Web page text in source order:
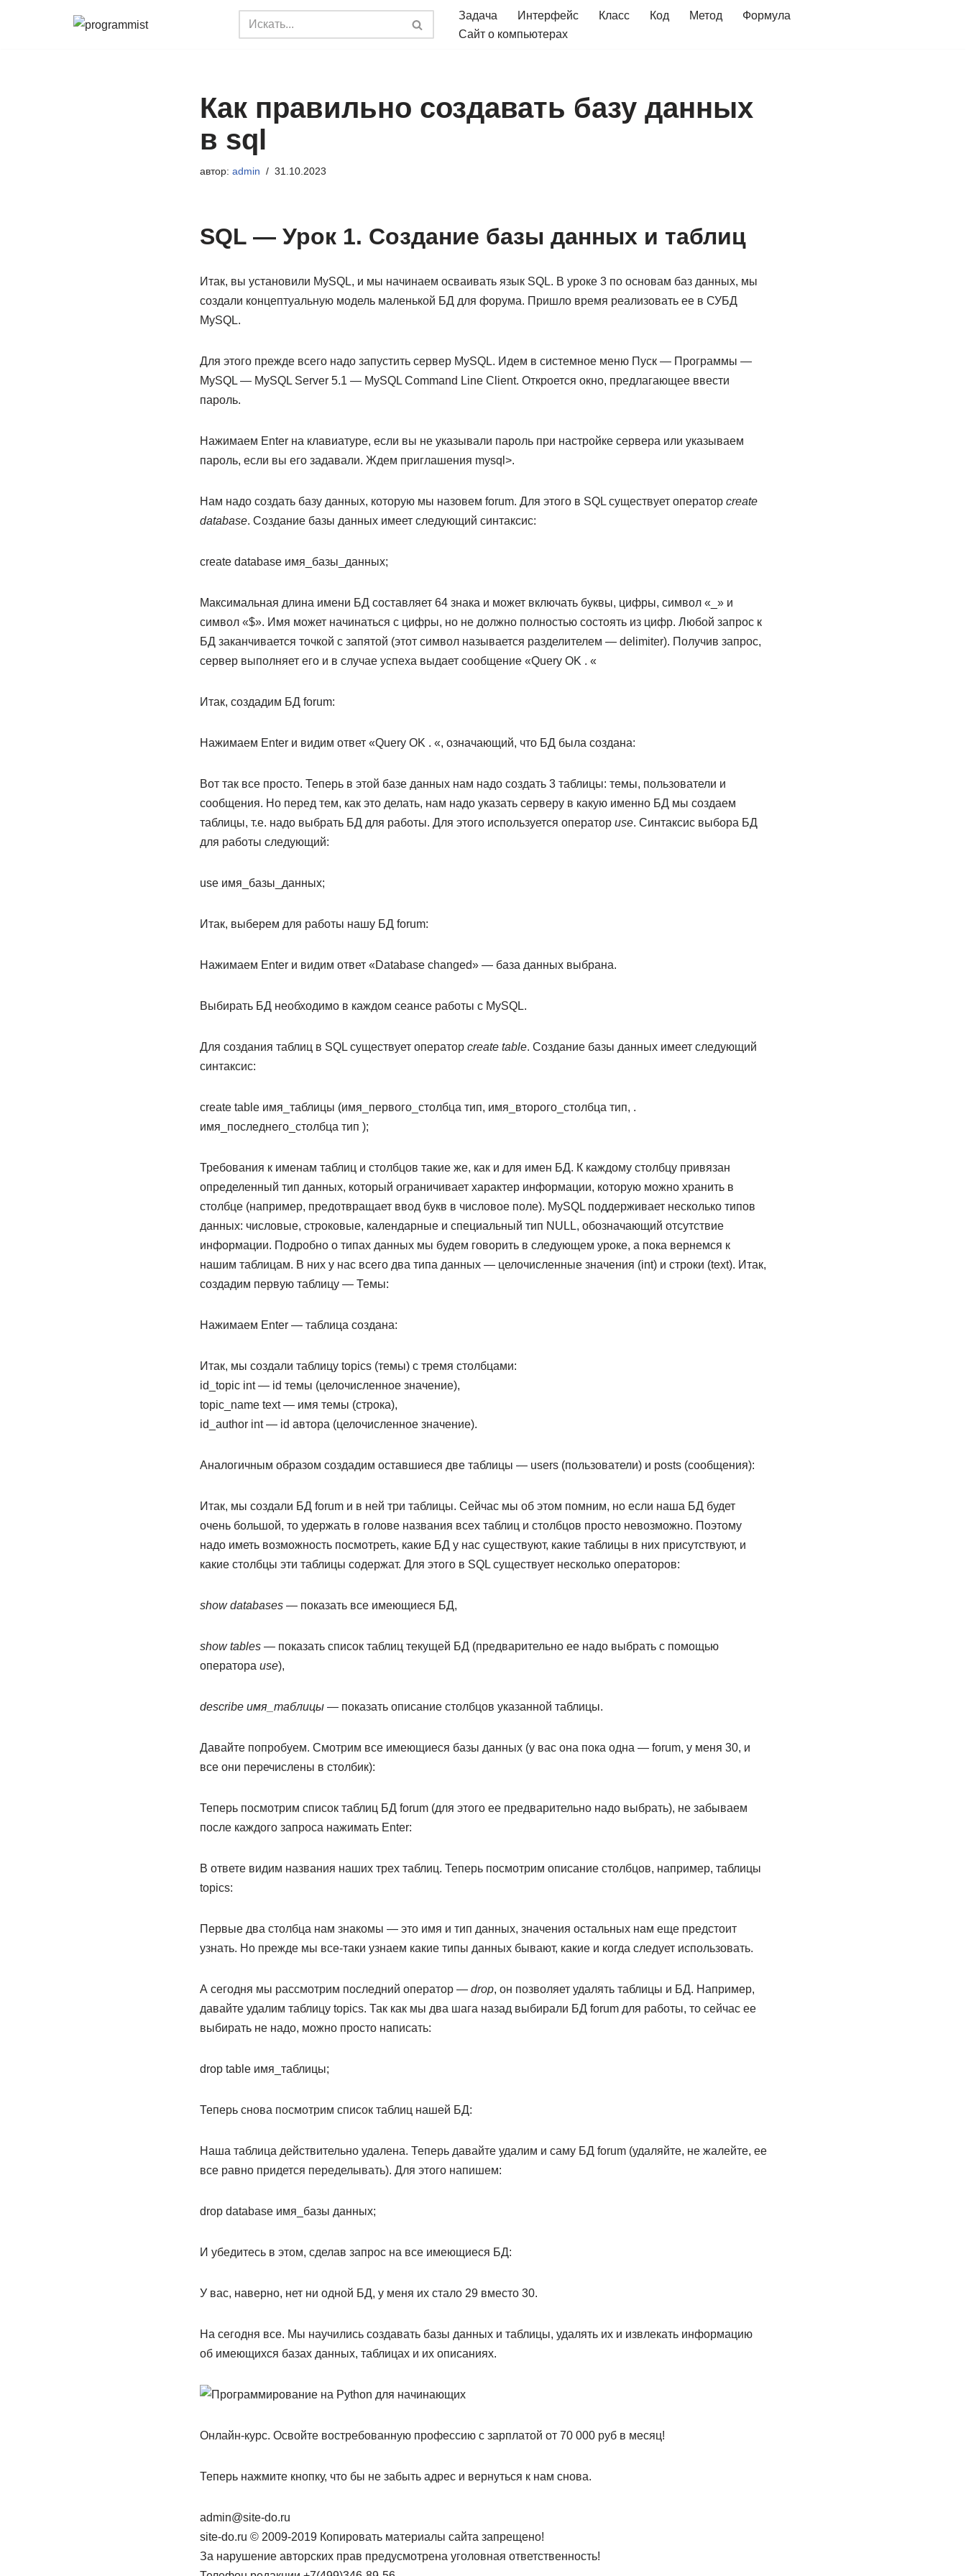
Задача Интерфейс Класс Код Метод
Формула
Сайт о компьютерах
Как правильно создавать базу данных
в sql
автор: admin 31.10.2023
SQL — Урок 1. Создание базы данных и таблиц
Итак, вы установили MySQL, и мы начинаем осваивать язык SQL. В уроке 3 по основам баз данных, мы
создали концептуальную модель маленькой БД для форума. Пришло время реализовать ее в СУБД
MySQL.
Для этого прежде всего надо запустить сервер MySQL. Идем в системное меню Пуск — Программы —
MySQL — MySQL Server 5.1 — MySQL Command Line Client. Откроется окно, предлагающее ввести
пароль.
Нажимаем Enter на клавиатуре, если вы не указывали пароль при настройке сервера или указываем
пароль, если вы его задавали. Ждем приглашения mysql>.
Нам надо создать базу данных, которую мы назовем forum. Для этого в SQL существует оператор create
database. Создание базы данных имеет следующий синтаксис:
create database имя_базы_данных;
Максимальная длина имени БД составляет 64 знака и может включать буквы, цифры, символ «_» и
символ «$». Имя может начинаться с цифры, но не должно полностью состоять из цифр. Любой запрос к
БД заканчивается точкой с запятой (этот символ называется разделителем — delimiter). Получив запрос,
сервер выполняет его и в случае успеха выдает сообщение «Query OK . «
Итак, создадим БД forum:
Нажимаем Enter и видим ответ «Query OK . «, означающий, что БД была создана:
Вот так все просто. Теперь в этой базе данных нам надо создать 3 таблицы: темы, пользователи и
сообщения. Но перед тем, как это делать, нам надо указать серверу в какую именно БД мы создаем
таблицы, т.е. надо выбрать БД для работы. Для этого используется оператор use. Синтаксис выбора БД
для работы следующий:
use имя_базы_данных;
Итак, выберем для работы нашу БД forum:
Нажимаем Enter и видим ответ «Database changed» — база данных выбрана.
Выбирать БД необходимо в каждом сеансе работы с MySQL.
Для создания таблиц в SQL существует оператор create table. Создание базы данных имеет следующий
синтаксис:
create table имя_таблицы (имя_первого_столбца тип, имя_второго_столбца тип, .
имя_последнего_столбца тип );
Требования к именам таблиц и столбцов такие же, как и для имен БД. К каждому столбцу привязан
определенный тип данных, который ограничивает характер информации, которую можно хранить в
столбце (например, предотвращает ввод букв в числовое поле). MySQL поддерживает несколько типов
данных: числовые, строковые, календарные и специальный тип NULL, обозначающий отсутствие
информации. Подробно о типах данных мы будем говорить в следующем уроке, а пока вернемся к
нашим таблицам. В них у нас всего два типа данных — целочисленные значения (int) и строки (text). Итак,
создадим первую таблицу — Темы:
Нажимаем Enter — таблица создана:
Итак, мы создали таблицу topics (темы) с тремя столбцами:
id_topic int — id темы (целочисленное значение),
topic_name text — имя темы (строка),
id_author int — id автора (целочисленное значение).
Аналогичным образом создадим оставшиеся две таблицы — users (пользователи) и posts (сообщения):
Итак, мы создали БД forum и в ней три таблицы. Сейчас мы об этом помним, но если наша БД будет
очень большой, то удержать в голове названия всех таблиц и столбцов просто невозможно. Поэтому
надо иметь возможность посмотреть, какие БД у нас существуют, какие таблицы в них присутствуют, и
какие столбцы эти таблицы содержат. Для этого в SQL существует несколько операторов:
show databases— показать все имеющиеся БД,
show tables— показать список таблиц текущей БД (предварительно ее надо выбрать с помощью
оператора use),
describe имя_таблицы— показать описание столбцов указанной таблицы.
Давайте попробуем. Смотрим все имеющиеся базы данных (у вас она пока одна — forum, у меня 30, и
все они перечислены в столбик):
Теперь посмотрим список таблиц БД forum (для этого ее предварительно надо выбрать), не забываем
после каждого запроса нажимать Enter:
В ответе видим названия наших трех таблиц. Теперь посмотрим описание столбцов, например, таблицы
topics:
Первые два столбца нам знакомы — это имя и тип данных, значения остальных нам еще предстоит
узнать. Но прежде мы все-таки узнаем какие типы данных бывают, какие и когда следует использовать.
А сегодня мы рассмотрим последний оператор — drop, он позволяет удалять таблицы и БД. Например,
давайте удалим таблицу topics. Так как мы два шага назад выбирали БД forum для работы, то сейчас ее
выбирать не надо, можно просто написать:
drop table имя_таблицы;
Теперь снова посмотрим список таблиц нашей БД:
Наша таблица действительно удалена. Теперь давайте удалим и саму БД forum (удаляйте, не жалейте, ее
все равно придется переделывать). Для этого напишем:
drop database имя_базы данных;
И убедитесь в этом, сделав запрос на все имеющиеся БД:
У вас, наверно, нет ни одной БД, у меня их стало 29 вместо 30.
На сегодня все. Мы научились создавать базы данных и таблицы, удалять их и извлекать информацию
об имеющихся базах данных, таблицах и их описаниях.
Онлайн-курс. Освойте востребованную профессию с зарплатой от 70 000 руб в месяц!
Теперь нажмите кнопку, что бы не забыть адрес и вернуться к нам снова.
admin@site-do.ru
site-do.ru © 2009-2019 Копировать материалы сайта запрещено!
За нарушение авторских прав предусмотрена уголовная ответственность!